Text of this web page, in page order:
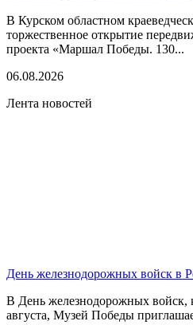
В Курском областном
торжественное открытие
проекта «Маршал Победы. 130...
06.08.2026
Лента новостей
День железнодорожных войск в
В День железнодорожных войск,
августа, Музей Победы